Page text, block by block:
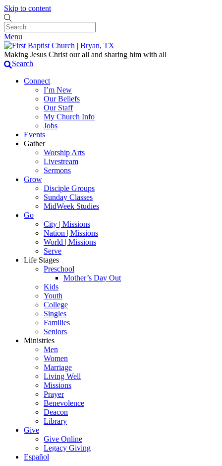
Skip to content
Menu
Making Jesus Christ our all and sharing him with all
Search
Connect
I’m New
Our Beliefs
Our Staff
My Church Info
Jobs
Events
Gather
Worship Arts
Livestream
Sermons
Grow
Disciple Groups
Sunday Classes
MidWeek Studies
Go
City | Missions
Nation | Missions
World | Missions
Serve
Life Stages
Preschool
Mother’s Day Out
Kids
Youth
College
Singles
Families
Seniors
Ministries
Men
Women
Marriage
Living Well
Missions
Prayer
Benevolence
Deacon
Library
Give
Give Online
Legacy Giving
Español